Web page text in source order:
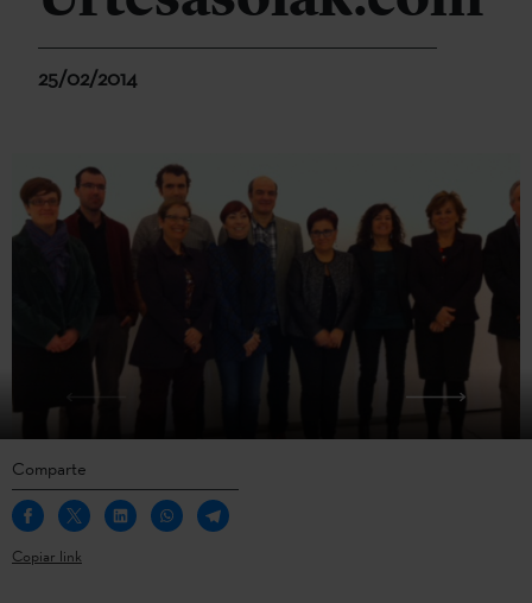
25/02/2014
Comparte
Copiar link